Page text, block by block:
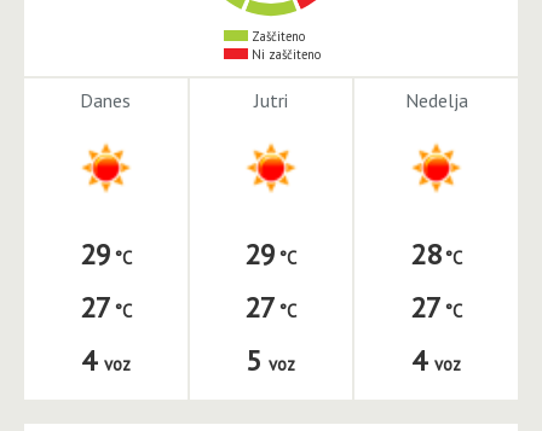
Zaščiteno
Ni zaščiteno
Danes
29
27
4 voz
Jutri
29
27
5 voz
Nedelja
28
27
4 voz